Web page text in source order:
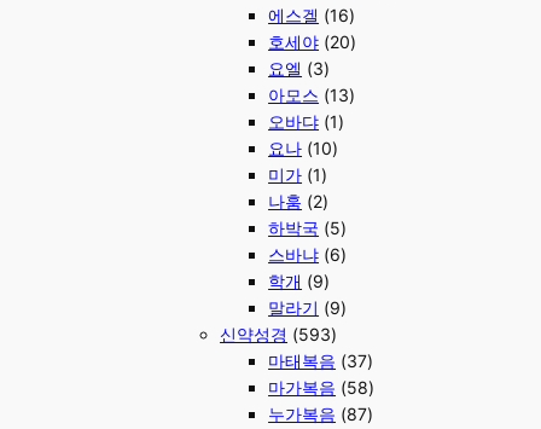
에스겔 (16)
호세야 (20)
요엘 (3)
아모스 (13)
오바댜 (1)
요나 (10)
미가 (1)
나훔 (2)
하박국 (5)
스바냐 (6)
학개 (9)
말라기 (9)
신약성경 (593)
마태복음 (37)
마가복음 (58)
누가복음 (87)